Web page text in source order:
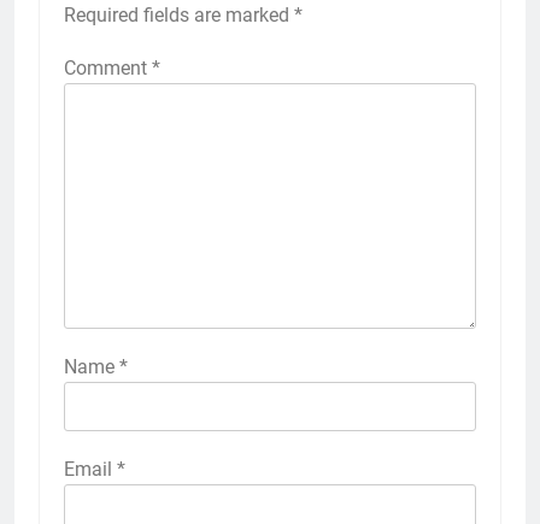
Required fields are marked *
Comment *
Name *
Email *